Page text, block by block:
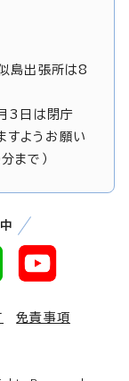
島出張所は8
3日は閉庁
すようお願い
まで）
免責事項